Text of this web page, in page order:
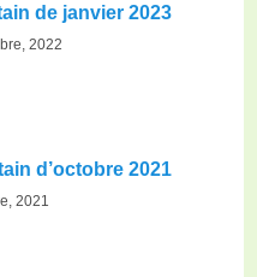
de janvier 2023
2022
d’octobre 2021
2021